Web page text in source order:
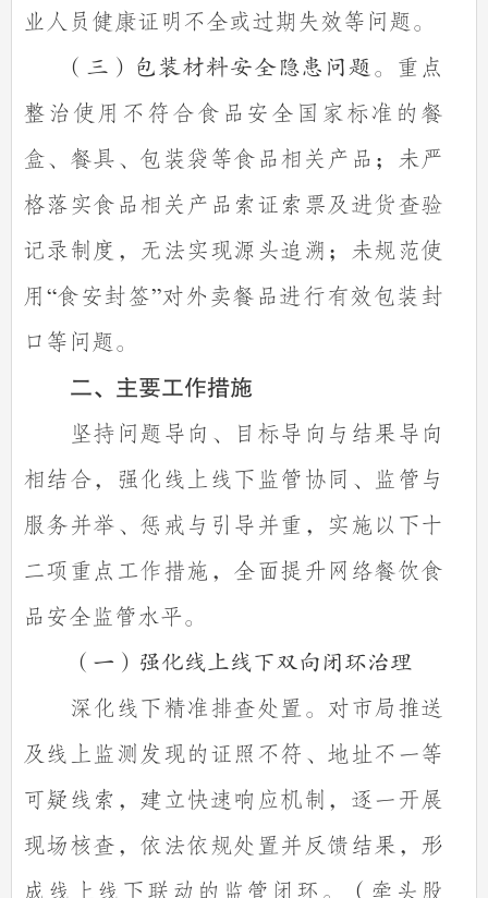
业人员健康证明不全或过期失效等问题。
（三）包装材料安全隐患问题。 重点
整治使用不符合食品安全国家标准的餐
盒、餐具、包装袋等食品相关产品；未严
格落实食品相关产品索证索票及进货查验
记录制度，无法实现源头追溯；未规范使
用 “食安封签”对外卖餐品进行有效包装封
口等问题。
二、主要工作措施
坚持问题导向、目标导向与结果导向
相结合，强化线上线下监管协同、监管与
服务并举、惩戒与引导并重，实施以下十
二项重点工作措施，全面提升网络餐饮食
品安全监管水平。
（一）强化线上线下双向闭环治理
深化线下精准排查处置。对市局推送
及线上监测发现的证照不符、地址不一等
可疑线索，建立快速响应机制，逐一开展
现场核查，依法依规处置并反馈结果，形
成线上线下联动的监管闭环。（牵头股